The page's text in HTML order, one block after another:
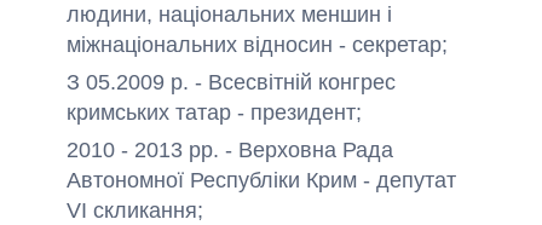
людини, національних меншин і
міжнаціональних відносин - секретар;
З 05.2009 р. - Всесвітній конгрес
кримських татар - президент;
2010 - 2013 рр. - Верховна Рада
Автономної Республіки Крим - депутат
VI скликання;